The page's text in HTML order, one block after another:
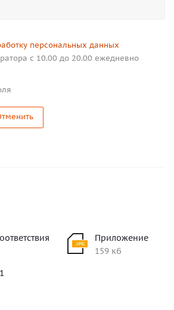
персональных данных
с 10.00 до 20.00 ежедневно
Приложение
159 кб